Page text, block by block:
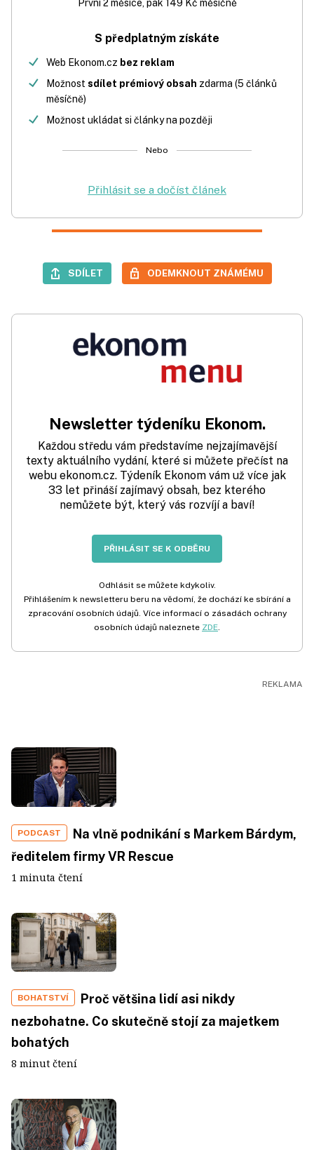
První 2 měsíce, pak 149 Kč měsíčně
S předplatným získáte
Web Ekonom.cz bez reklam
Možnost sdílet prémiový obsah zdarma (5 článků
měsíčně)
Možnost ukládat si články na později
Nebo
Přihlásit se a dočíst článek
SDÍLET ODEMKNOUT ZNÁMÉMU
Newsletter týdeníku Ekonom.
Každou středu vám představíme nejzajímavější
texty aktuálního vydání, které si můžete přečíst na
webu ekonom.cz. Týdeník Ekonom vám už více jak
33 let přináší zajímavý obsah, bez kterého
nemůžete být, který vás rozvíjí a baví!
PŘIHLÁSIT SE K ODBĚRU
Odhlásit se můžete kdykoliv.
Přihlášením k newsletteru beru na vědomí, že dochází ke sbírání a
zpracování osobních údajů. Více informací o zásadách ochrany
osobních údajů naleznete ZDE.
PODCAST
Na vlně podnikání s Markem Bárdym,
ředitelem firmy VR Rescue
1 minuta čtení
BOHATSTVÍ
Proč většina lidí asi nikdy
nezbohatne. Co skutečně stojí za majetkem
bohatých
8 minut čtení